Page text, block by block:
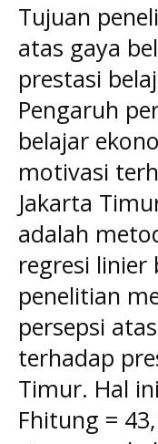
Tujuan
atas gaya
prestasi
Pengaruh
belajar
motivasi
Jakarta
adalah
regresi linier
penelitian
persepsi
terhadap
Timur. Hal
Fhitung =